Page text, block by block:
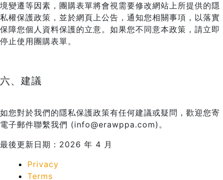
境變遷等因素，團購表單將會視需要修改網站上所提供的隱
私權保護政策，並於網頁上公告，通知您相關事項，以落實
保障您個人資料保護的立意。如果您不同意本政策，請立即
停止使用團購表單。
六、建議
如您對於我們的隱私保護政策有任何建議或疑問，歡迎您寄
電子郵件聯繫我們 (info@erawppa.com)。
最後更新日期：2026 年 4 月
Privacy
Terms